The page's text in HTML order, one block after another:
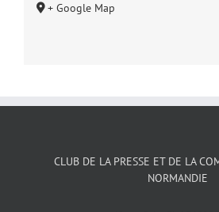
+ Google Map
CLUB DE LA PRESSE ET DE LA
NORMANDIE